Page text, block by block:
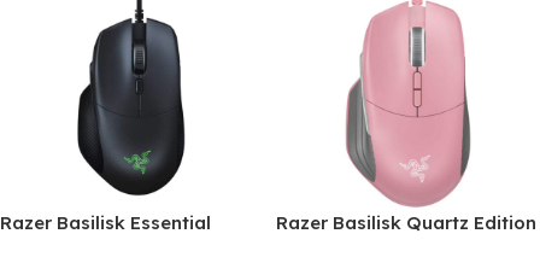
Razer Basilisk Essential
Razer Basilisk Quartz Edition